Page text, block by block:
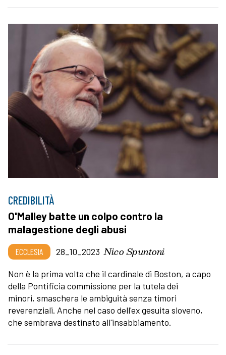
CREDIBILITÀ
O'Malley batte un colpo contro la
malagestione degli abusi
ECCLESIA 28_10_2023 Nico Spuntoni
Non è la prima volta che il cardinale di Boston, a capo
della Pontificia commissione per la tutela dei
minori, smaschera le ambiguità senza timori
reverenziali. Anche nel caso dell'ex gesuita sloveno,
che sembrava destinato all'insabbiamento.